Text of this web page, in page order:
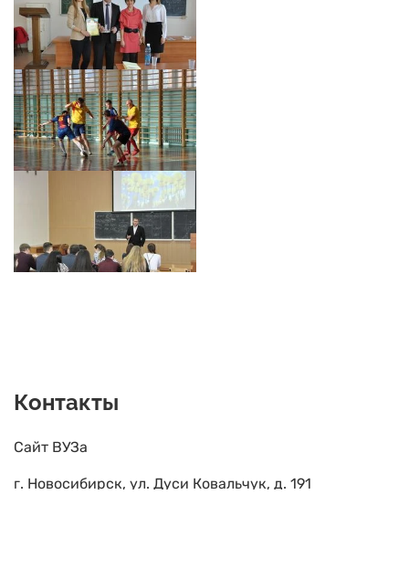
Контакты
Сайт ВУЗа
г. Новосибирск, ул. Дуси Ковальчук, д. 191